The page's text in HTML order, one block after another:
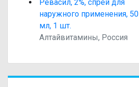
Ревасил, 2%, спрей для
наружного применения, 50
мл, 1 шт.
Алтайвитамины, Россия